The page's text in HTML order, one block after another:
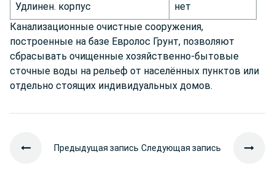
Удлинен. корпус
нет
Канализационные очистные сооружения,
построенные на базе Евролос Грунт, позволяют
сбрасывать очищенные хозяйственно-бытовые
сточные воды на рельеф от населённых пунктов или
отдельно стоящих индивидуальных домов.
Предыдущая запись Следующая запись